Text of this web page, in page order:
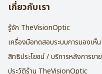
เกี่ยวกับเรา
รู้จัก TheVisionOptic
เครื่องมือทดสอบระบบการมองเห็น
สิทธิประโยชน์ / บริการหลังการขาย
ประวัติร้าน TheVisionOptic